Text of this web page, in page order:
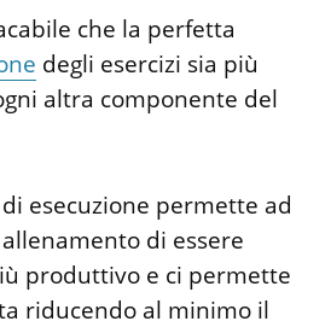
che la perfetta
degli esercizi sia più
altra componente del
esecuzione permette ad
di essere
produttivo e ci permette
riducendo al minimo il